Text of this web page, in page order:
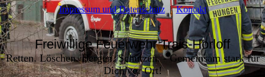
Impressum und Datenschutz Kontakt
Freiwillige Feuerwehr Trais-Horloff
Retten. Löschen. Bergen. Schützen. - Gemeinsam stark für
Dich vor Ort!